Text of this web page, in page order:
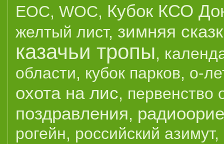
EOC, WOC, Кубок КСО
желтый лист, зимняя
казачьи тропы,
области, кубок парков, о-
охота на лис, первенство
поздравления,
рогейн, российский азимут,